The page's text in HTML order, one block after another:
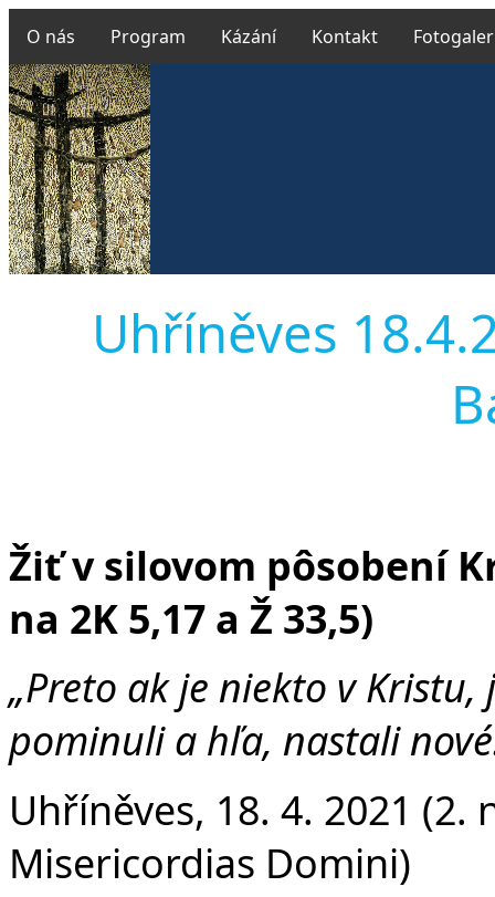
O nás Program Kázání Kontakt
Uhříněves
Žiť v silovom pôsobení
na 2K 5,17 a Ž 33,5)
„Preto ak je niekto v Kristu,
pominuli a hľa, nastali
Uhříněves, 18. 4. 2021 (2.
Misericordias Domini)